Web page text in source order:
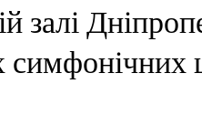
залі
симфонічних